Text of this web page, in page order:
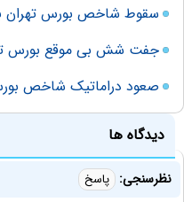
سقوط شاخص بورس تهران به کانال 68
جفت شش بی موقع بورس
صعود دراماتیک شاخص
دیدگاه ها
نظرسنجی: پاسخ